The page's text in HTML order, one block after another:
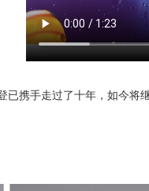
已携手走过了十年， 如今将